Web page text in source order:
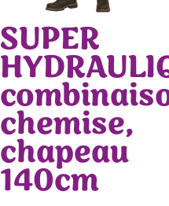
SUPER
chemise,
chapeau
140cm